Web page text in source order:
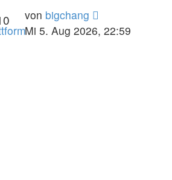
von bigchang
Beitrag
Mi 5. Aug 2026, 22:59